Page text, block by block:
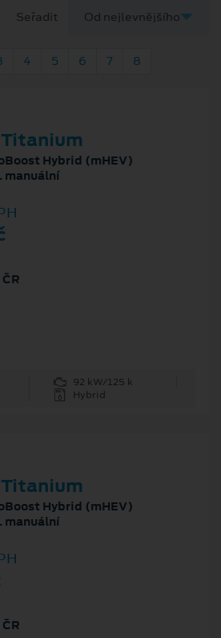
Seřadit
4 5 6 7 8
Hybrid (mHEV)
manuální
92 kW/125 k
Hybrid
Hybrid (mHEV)
manuální